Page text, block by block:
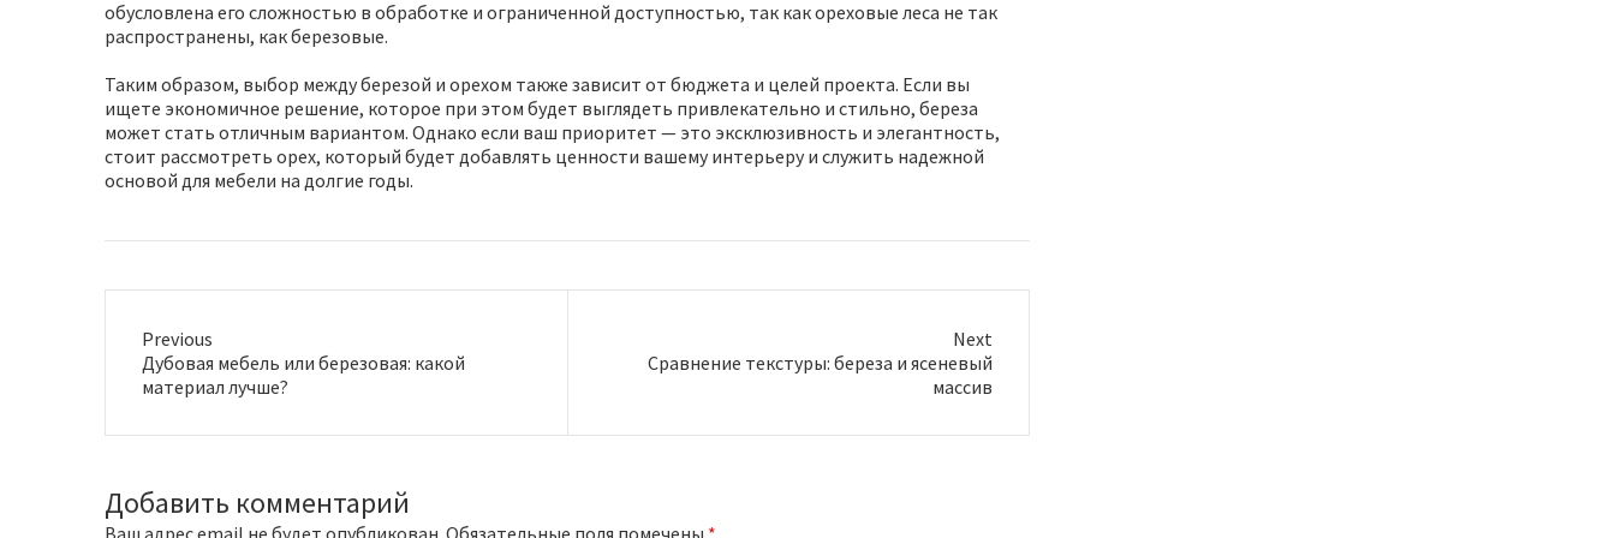
обусловлена его сложностью в обработке и ограниченной доступностью, так как ореховые леса не так
распространены, как березовые.
Таким образом, выбор между березой и орехом также зависит от бюджета и целей проекта. Если вы
ищете экономичное решение, которое при этом будет выглядеть привлекательно и стильно, береза
может стать отличным вариантом. Однако если ваш приоритет — это эксклюзивность и элегантность,
стоит рассмотреть орех, который будет добавлять ценности вашему интерьеру и служить надежной
основой для мебели на долгие годы.
Previous
P
r
v
u
s
Дубовая мебель или березовая: какой
материал лучше?
Next
t
t
Сравнение текстуры: береза и ясеневый
массив
Добавить комментарий
Ваш адрес email не будет опубликован. Обязательные поля помечены *